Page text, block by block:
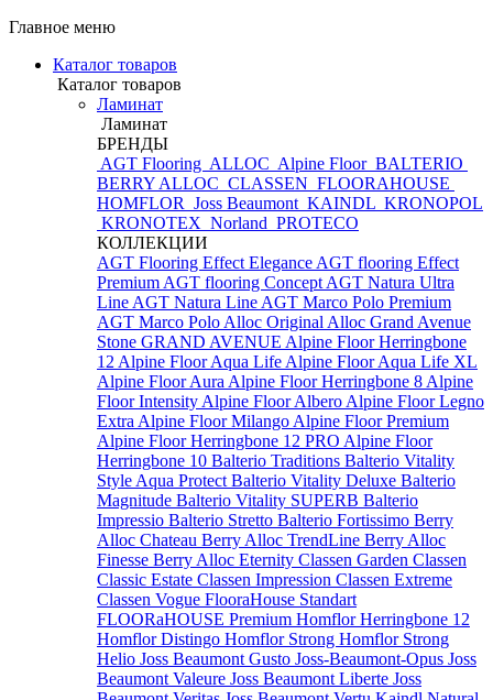
Главное меню
Каталог товаров
Каталог товаров
Ламинат
Ламинат
БРЕНДЫ
AGT Flooring ALLOC Alpine Floor BALTERIO
BERRY ALLOC CLASSEN FLOORAHOUSE
HOMFLOR Joss Beaumont KAINDL KRONOPOL
KRONOTEX Norland PROTECO
КОЛЛЕКЦИИ
AGT Flooring Effect Elegance AGT flooring Effect
Premium AGT flooring Concept AGT Natura Ultra
Line AGT Natura Line AGT Marco Polo Premium
AGT Marco Polo Alloc Original Alloc Grand Avenue
Stone GRAND AVENUE Alpine Floor Herringbone
12 Alpine Floor Aqua Life Alpine Floor Aqua Life XL
Alpine Floor Aura Alpine Floor Herringbone 8 Alpine
Floor Intensity Alpine Floor Albero Alpine Floor Legno
Extra Alpine Floor Milango Alpine Floor Premium
Alpine Floor Herringbone 12 PRO Alpine Floor
Herringbone 10 Balterio Traditions Balterio Vitality
Style Aqua Protect Balterio Vitality Deluxe Balterio
Magnitude Balterio Vitality SUPERB Balterio
Impressio Balterio Stretto Balterio Fortissimo Berry
Alloc Chateau Berry Alloc TrendLine Berry Alloc
Finesse Berry Alloc Eternity Classen Garden Classen
Classic Estate Classen Impression Classen Extreme
Classen Vogue FlooraHouse Standart
FLOORaHOUSE Premium Homflor Herringbone 12
Homflor Distingo Homflor Strong Homflor Strong
Helio Joss Beaumont Gusto Joss-Beaumont-Opus Joss
Beaumont Valeure Joss Beaumont Liberte Joss